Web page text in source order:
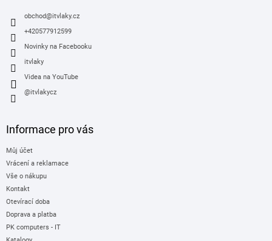
obchod@itvlaky.cz
+420577912599
Novinky na Facebooku
itvlaky
Videa na YouTube
@itvlakycz
Informace pro vás
Můj účet
Vrácení a reklamace
Vše o nákupu
Kontakt
Otevírací doba
Doprava a platba
PK computers - IT